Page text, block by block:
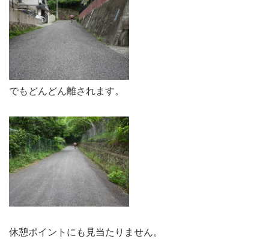
でもどんどん離されます。
休憩ポイントにも見当たりません。